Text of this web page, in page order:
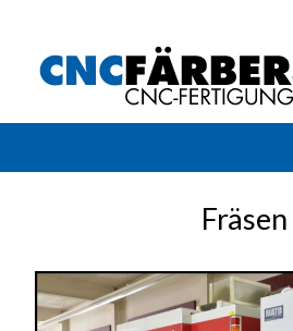
Maschinenpark
Fräsen